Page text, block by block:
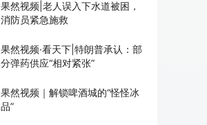
果然视频|老人误入下水道被困，
消防员紧急施救
果然视频·看天下|特朗普承认：部
分弹药供应“相对紧张”
果然视频｜解锁啤酒城的“怪怪冰
品”